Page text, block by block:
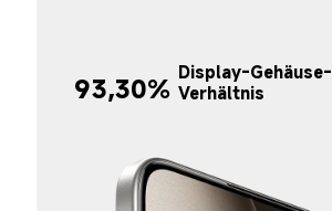
93,30% Display-Gehäuse-
Verhältnis